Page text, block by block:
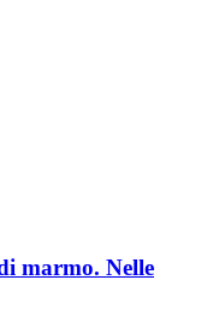
marmo. Nelle